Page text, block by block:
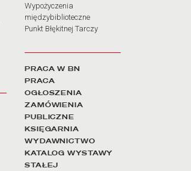
Wypożyczenia
międzybiblioteczne
Punkt Błękitnej Tarczy
PRACA W BN
PRACA
OGŁOSZENIA
ZAMÓWIENIA
PUBLICZNE
KSIĘGARNIA
WYDAWNICTWO
KATALOG WYSTAWY
STAŁEJ